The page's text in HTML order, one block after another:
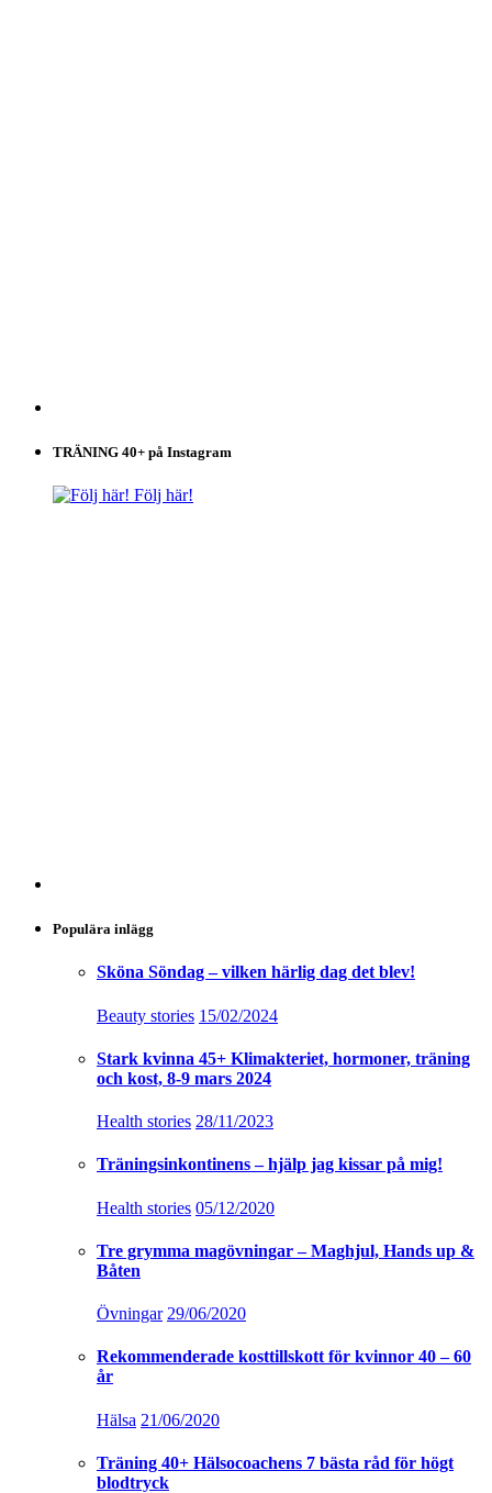
TRÄNING 40+ på Instagram
Följ här!
Populära inlägg
Sköna Söndag – vilken härlig dag det blev!
Beauty stories 15/02/2024
Stark kvinna 45+ Klimakteriet, hormoner, träning
och kost, 8-9 mars 2024
Health stories 28/11/2023
Träningsinkontinens – hjälp jag kissar på mig!
Health stories 05/12/2020
Tre grymma magövningar – Maghjul, Hands up &
Båten
Övningar 29/06/2020
Rekommenderade kosttillskott för kvinnor 40 – 60
år
Hälsa 21/06/2020
Träning 40+ Hälsocoachens 7 bästa råd för högt
blodtryck